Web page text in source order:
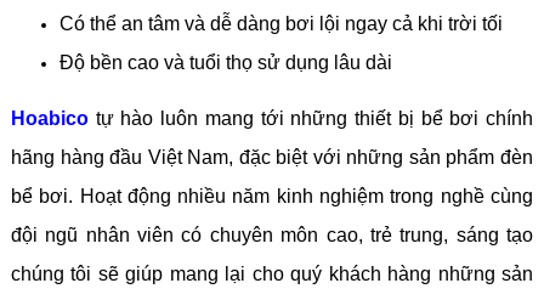
Có thể an tâm và dễ dàng bơi lội ngay cả khi trời tối
Độ bền cao và tuổi thọ sử dụng lâu dài
Hoabicotự hào luôn mang tới những thiết bị bể bơi chính
hãng hàng đầu Việt Nam, đặc biệt với những sản phẩm đèn
bể bơi. Hoạt động nhiều năm kinh nghiệm trong nghề cùng
đội ngũ nhân viên có chuyên môn cao, trẻ trung, sáng tạo
chúng tôi sẽ giúp mang lại cho quý khách hàng những sản